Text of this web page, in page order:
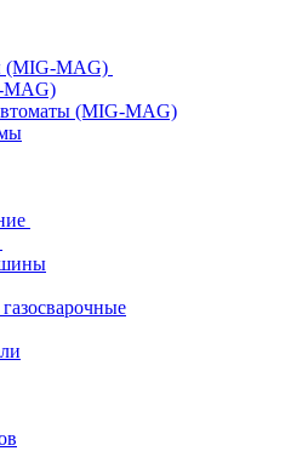
(MIG-MAG)
MAG)
(MIG-MAG)